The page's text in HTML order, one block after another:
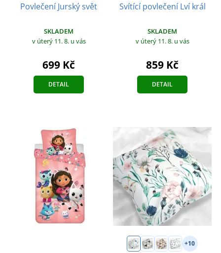
Povlečení Jurský svět
SKLADEM
v úterý 11. 8. u vás
699 Kč
DETAIL
Svítící povlečení Lví král
SKLADEM
v úterý 11. 8. u vás
859 Kč
DETAIL
+10